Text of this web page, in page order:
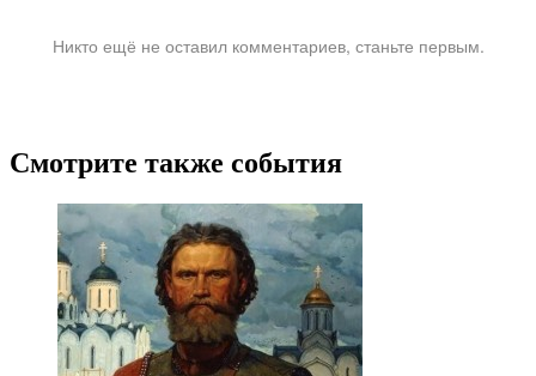
Никто ещё не оставил комментариев, станьте первым.
Смотрите также события